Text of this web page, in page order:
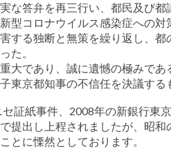
な答弁を再三行い、都民及び
型コロナウイルス感染症への
する独断と無策を繰り返し、
た。
大であり、誠に遺憾の極みであ
東京都知事の不信任を決議する
証紙事件、2008年の新銀行東
提出し上程されましたが、昭
とに慄然としております。